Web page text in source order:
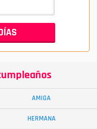
AMIGA
HERMANA